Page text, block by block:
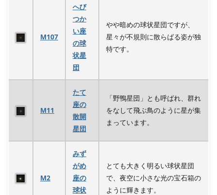
M107
へび
つか
い座
の球
状星
団
やや暗めの球状星団ですが、
星々が不規則に散らばる姿が独
特です。
M11
たて
座の
散開
星団
「野鴨星団」とも呼ばれ、群れ
をなして飛ぶ鳥のように星が集
まっています。
M2
みず
がめ
座の
球状
とても大きく明るい球状星団
で、夜空に小さな光の宝石箱の
ように輝きます。